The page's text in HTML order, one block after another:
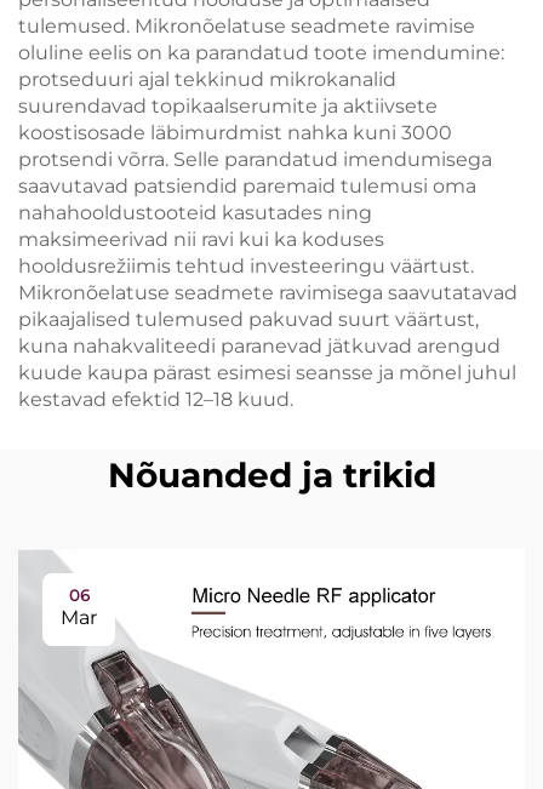
tulemused. Mikronõelatuse seadmete ravimise
oluline eelis on ka parandatud toote imendumine:
protseduuri ajal tekkinud mikrokanalid
suurendavad topikaalserumite ja aktiivsete
koostisosade läbimurdmist nahka kuni 3000
protsendi võrra. Selle parandatud imendumisega
saavutavad patsiendid paremaid tulemusi oma
nahahooldustooteid kasutades ning
maksimeerivad nii ravi kui ka koduses
hooldusrežiimis tehtud investeeringu väärtust.
Mikronõelatuse seadmete ravimisega saavutatavad
pikaajalised tulemused pakuvad suurt väärtust,
kuna nahakvaliteedi paranevad jätkuvad arengud
kuude kaupa pärast esimesi seansse ja mõnel juhul
kestavad efektid 12–18 kuud.
Nõuanded ja trikid
06
Mar